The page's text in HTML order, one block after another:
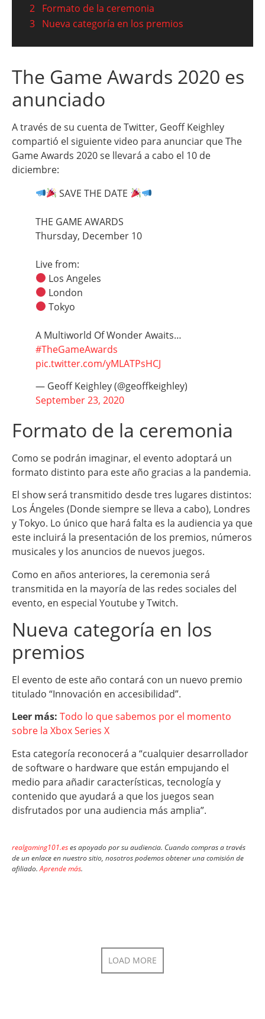
2 Formato de la ceremonia
3 Nueva categoría en los premios
The Game Awards 2020 es
anunciado
A través de su cuenta de Twitter, Geoff Keighley
compartió el siguiente video para anunciar que The
Game Awards 2020 se llevará a cabo el 10 de
diciembre:
SAVE THE DATE
THE GAME AWARDS
Thursday, December 10
Live from:
Los Angeles
London
Tokyo
A Multiworld Of Wonder Awaits…
#TheGameAwards
pic.twitter.com/yMLATPsHCJ
— Geoff Keighley (@geoffkeighley)
September 23, 2020
Formato de la ceremonia
Como se podrán imaginar, el evento adoptará un
formato distinto para este año gracias a la pandemia.
El show será transmitido desde tres lugares distintos:
Los Ángeles (Donde siempre se lleva a cabo), Londres
y Tokyo. Lo único que hará falta es la audiencia ya que
este incluirá la presentación de los premios, números
musicales y los anuncios de nuevos juegos.
Como en años anteriores, la ceremonia será
transmitida en la mayoría de las redes sociales del
evento, en especial Youtube y Twitch.
Nueva categoría en los
premios
El evento de este año contará con un nuevo premio
titulado “Innovación en accesibilidad”.
Leer más: Todo lo que sabemos por el momento
sobre la Xbox Series X
Esta categoría reconocerá a “cualquier desarrollador
de software o hardware que están empujando el
medio para añadir características, tecnología y
contenido que ayudará a que los juegos sean
disfrutados por una audiencia más amplia”.
realgaming101.eses apoyado por su audiencia. Cuando compras a través
de un enlace en nuestro sitio, nosotros podemos obtener una comisión de
afiliado.Aprende más.
LOAD MORE